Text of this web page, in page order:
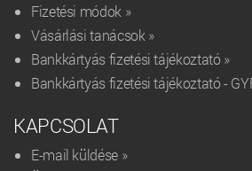
Fizetési módok »
Vásárlási tanácsok »
Bankkártyás fizetési tájékoztató »
Bankkártyás fizetési tájékoztató -
KAPCSOLAT
E-mail küldése »